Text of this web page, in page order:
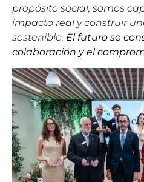
propósito social, somos
impacto real y construir
sostenible. El futuro se
colaboración y el